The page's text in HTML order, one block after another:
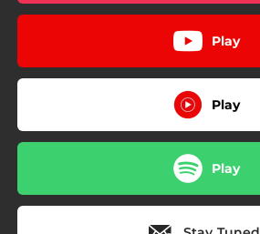
Play
Play
Play